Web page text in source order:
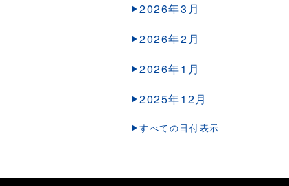
2026年3月
2026年2月
2026年1月
2025年12月
すべての日付表示